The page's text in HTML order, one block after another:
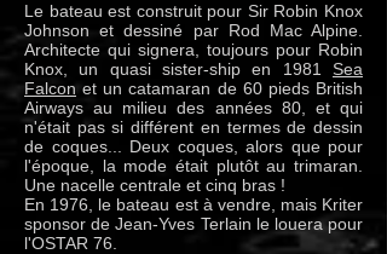
Le bateau est construit pour Sir Robin Knox
Johnson et dessiné par Rod Mac Alpine.
Architecte qui signera, toujours pour Robin
Knox, un quasi sister-ship en 1981 Sea
Falcon et un catamaran de 60 pieds British
Airways au milieu des années 80, et qui
n'était pas si différent en termes de dessin
de coques... Deux coques, alors que pour
l'époque, la mode était plutôt au trimaran.
Une nacelle centrale et cinq bras !
En 1976, le bateau est à vendre, mais Kriter
sponsor de Jean-Yves Terlain le louera pour
l'OSTAR 76.